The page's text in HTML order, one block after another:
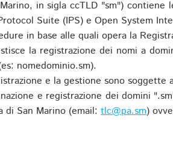
in sigla ccTLD "sm")
Suite (IPS) e Open System
in base alle quali opera la
la registrazione dei nomi a
nomedominio.sm).
e la gestione sono
e registrazione dei domini
di San Marino (email: tlc@pa.sm)